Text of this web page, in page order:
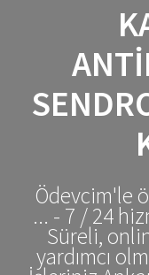
Ödevcim'le
... - 7 / 24
Süreli,
yardımcı